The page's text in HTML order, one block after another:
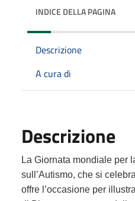
INDICE DELLA PAGINA
Descrizione
A cura di
Descrizione
La Giornata mondiale per
sull’Autismo, che si
offre l’occasione per